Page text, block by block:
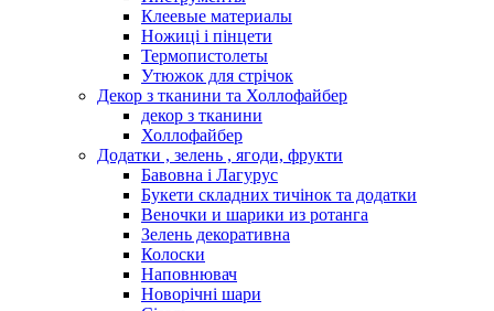
Клеевые материалы
Ножиці і пінцети
Термопистолеты
Утюжок для стрічок
Декор з тканини та Холлофайбер
декор з тканини
Холлофайбер
Додатки , зелень , ягоди, фрукти
Бавовна і Лагурус
Букети складних тичінок та додатки
Веночки и шарики из ротанга
Зелень декоративна
Колоски
Наповнювач
Новорічні шари